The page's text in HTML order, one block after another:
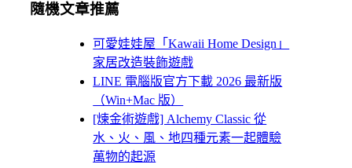
隨機文章推薦
可愛娃娃屋「Kawaii Home Design」
家居改造裝飾遊戲
LINE 電腦版官方下載 2026 最新版
（Win+Mac 版）
[煉金術遊戲] Alchemy Classic 從
水、火、風、地四種元素一起體驗
萬物的起源